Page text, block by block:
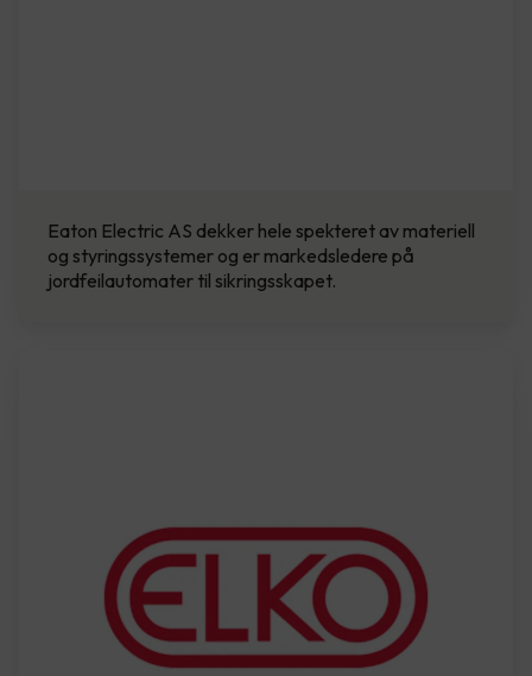
Eaton Electric AS dekker hele spekteret av materiell
og styringssystemer og er markedsledere på
jordfeilautomater til sikringsskapet.